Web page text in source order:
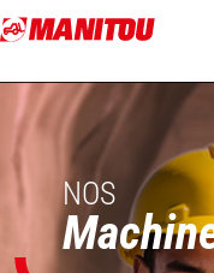
Aller
au
principal
NOS